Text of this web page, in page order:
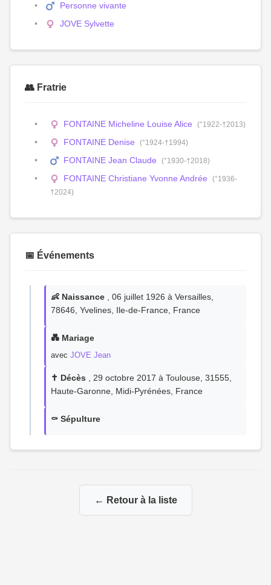
Personne vivante
JOVE Sylvette
👥 Fratrie
FONTAINE Micheline Louise Alice (°1922-†2013)
FONTAINE Denise (°1924-†1994)
FONTAINE Jean Claude (°1930-†2018)
FONTAINE Christiane Yvonne Andrée
(°1936-
†2024)
📅 Événements
👶 Naissance , 06 juillet 1926 à Versailles,
78646, Yvelines, Ile-de-France, France
💑 Mariage
avec JOVE Jean
✝️ Décès , 29 octobre 2017 à Toulouse, 31555,
Haute-Garonne, Midi-Pyrénées, France
⚰️ Sépulture
← Retour à la liste